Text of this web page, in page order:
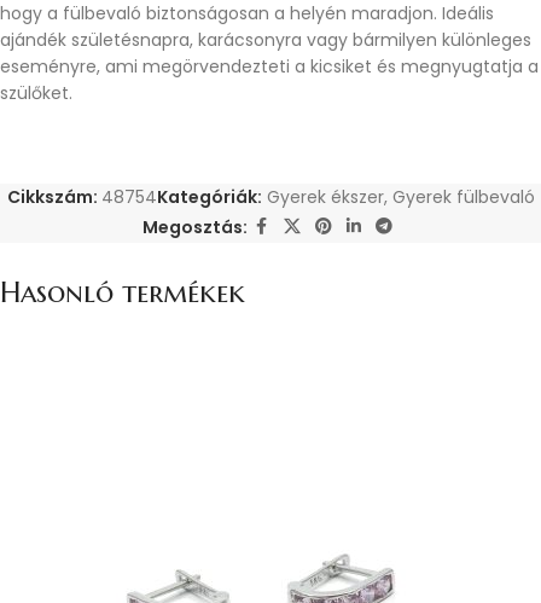
hogy a fülbevaló biztonságosan a helyén maradjon. Ideális
ajándék születésnapra, karácsonyra vagy bármilyen különleges
eseményre, ami megörvendezteti a kicsiket és megnyugtatja a
szülőket.
Cikkszám: 48754Kategóriák: Gyerek ékszer, Gyerek fülbevaló
Megosztás:
Hasonló termékek